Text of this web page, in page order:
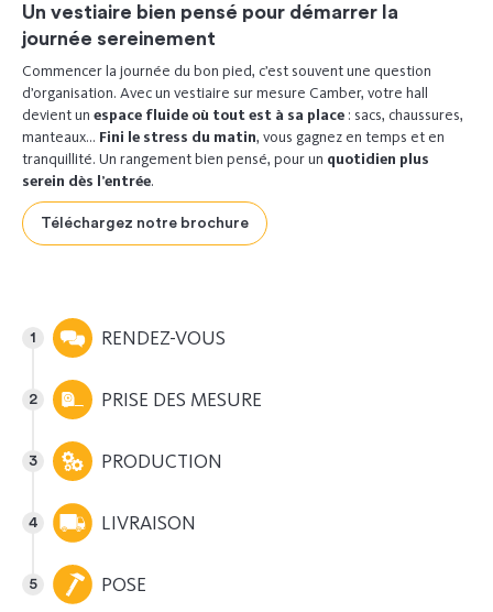
Un vestiaire bien pensé pour démarrer la
journée sereinement
Commencer la journée du bon pied, c’est souvent une question
d’organisation. Avec un vestiaire sur mesure Camber, votre hall
devient un espace fluide où tout est à sa place : sacs, chaussures,
manteaux… Fini le stress du matin, vous gagnez en temps et en
tranquillité. Un rangement bien pensé, pour un quotidien plus
serein dès l’entrée.
Téléchargez notre brochure
RENDEZ-VOUS
PRISE DES MESURE
PRODUCTION
LIVRAISON
POSE